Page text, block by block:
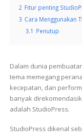
2 Fitur penting
3 Cara Menggunakan
3.1 Penutup
Dalam dunia
tema memegang
kecepatan, dan
banyak
adalah StudioPress.
StudioPress dikenal